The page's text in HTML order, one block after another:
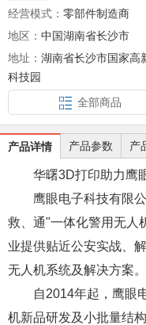
经营模式： 零部件制造商
地区： 中国湖南省长沙市
地址： 湖南省长沙市国家高
科技园
全部商品
产品详情 产品参数 产
华曙3D打印助力鹰
鹰眼电子科技有限公
救、通"一体化警用无人
业提供贴近公安实战、
无人机系统及解决方案。
自2014年起，鹰眼电
机新品研发及小批量结